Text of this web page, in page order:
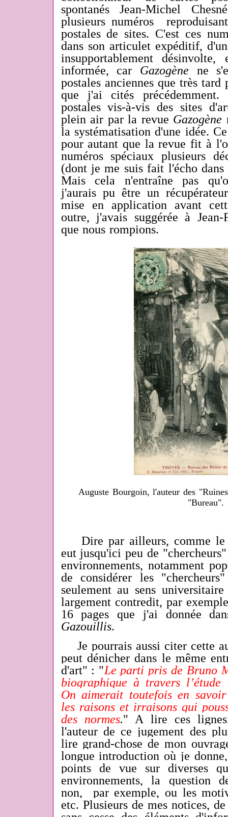
spontanés Jean-Michel
plusieurs numéros
postales de sites. C'est ces
dans son articulet expéditif,
insupportablement
informée, car Gazogène ne
postales anciennes que très
que j'ai cités précédemment.
postales vis-à-vis des sites
plein air par la revue Gazogène
la systématisation d'une idée.
pour autant que la revue fit à
numéros spéciaux plusieurs
(dont je me suis fait l'écho
Mais cela n'entraîne pas
j'aurais pu être un
mise en application avant
outre, j'avais suggérée à
que nous rompions.
Auguste Bourgoin, l'auteur des
"Bureau".
Dire par ailleurs, comme
eut jusqu'ici peu de
environnements, notamment
de considérer les
seulement au sens
largement contredit, par
16 pages que j'ai donnée
Gazouillis.
Je pourrais aussi citer cette
peut dénicher dans le même
d'art" : "Le parti pris de Bruno
biographique à travers l’étude
On aimerait toutefois en
les raisons et irraisons qui
des normes." A lire ces
l'auteur de ce jugement des
lire grand-chose de mon
longue introduction où je
points de vue sur diverses
environnements, la question
non, par exemple, ou les
etc. Plusieurs de mes notices,